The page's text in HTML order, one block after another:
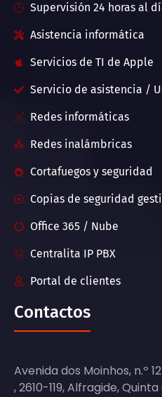
Supervisión 24 horas al
Asistencia informática
Servicios de TI de Apple
Servicio de asistencia /
Redes informáticas
Redes inalámbricas
Cortafuegos y seguridad
Copias de seguridad
Office 365 / Nube
Centralita IP PBX
Portal de clientes
Contactos
Avenida dos Moinhos, n.º
, 2610-119, Alfragide,